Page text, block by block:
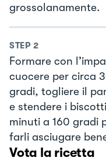
grossolanamente.
STEP 2
Formare con
cuocere per circa
gradi, togliere il
e stendere i
minuti a 160 gradi
farli asciugare
Vota la ricetta